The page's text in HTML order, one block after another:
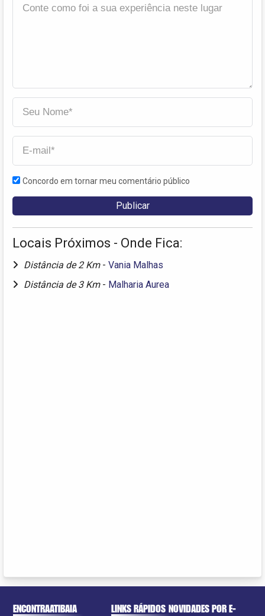
Concordo em tornar meu comentário público
Locais Próximos - Onde Fica:
Distância de 2 Km - Vania Malhas
Distância de 3 Km - Malharia Aurea
ENCONTRAATIBAIA LINKS RÁPIDOS NOVIDADES POR E-